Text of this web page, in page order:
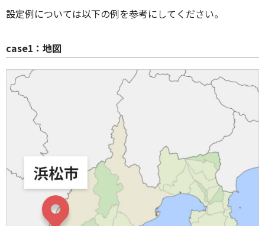
設定例については以下の例を参考にしてください。
case1：地図